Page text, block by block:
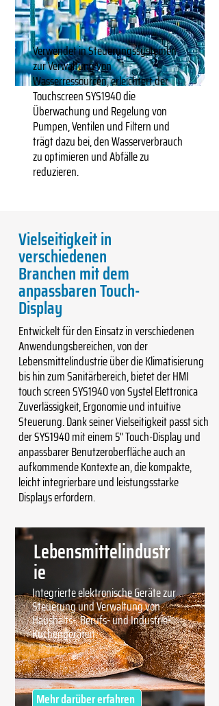
Verwendet in Steuerungssystemen
zur Verwaltung von
Wasserressourcen, erleichtert der
Touchscreen SYS1940 die
Überwachung und Regelung von
Pumpen, Ventilen und Filtern und
trägt dazu bei, den Wasserverbrauch
zu optimieren und Abfälle zu
reduzieren.
Vielseitigkeit in
verschiedenen
Branchen mit dem
anpassbaren Touch-
Display
Entwickelt für den Einsatz in verschiedenen
Anwendungsbereichen, von der
Lebensmittelindustrie über die Klimatisierung
bis hin zum Sanitärbereich, bietet der HMI
touch screen SYS1940 von Systel Elettronica
Zuverlässigkeit, Ergonomie und intuitive
Steuerung. Dank seiner Vielseitigkeit passt sich
der SYS1940 mit einem 5" Touch-Display und
anpassbarer Benutzeroberfläche auch an
aufkommende Kontexte an, die kompakte,
leicht integrierbare und leistungsstarke
Displays erfordern.
Lebensmittelindustr
ie
Integrierte elektronische Geräte zur
Steuerung und Verwaltung von
Haushalts-, Berufs- und Industrie-
Küchengeräten.
Mehr darüber erfahren